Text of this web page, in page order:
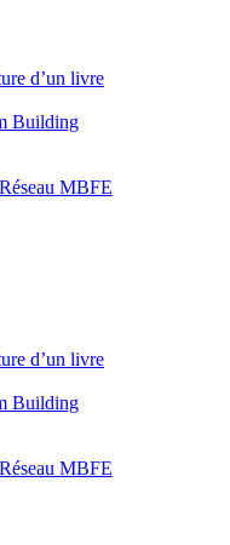
d’un livre
Building
MBFE
d’un livre
Building
MBFE